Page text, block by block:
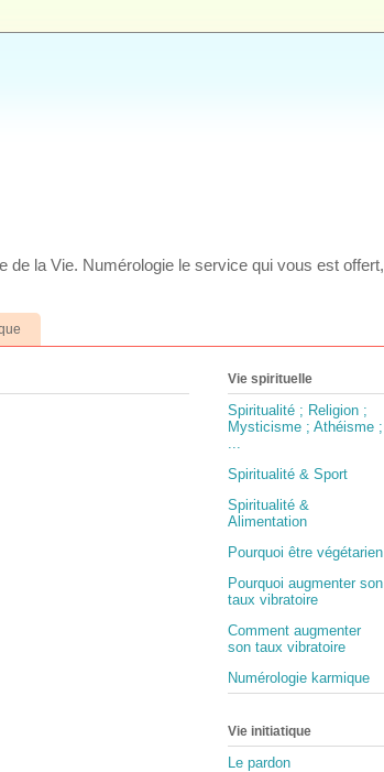
de la Vie. Numérologie le service qui vous est offert,
Vie spirituelle
Spiritualité ; Religion ;
Mysticisme ; Athéisme ;
Spiritualité & Sport
Spiritualité &
Alimentation
Pourquoi être végétarien
Pourquoi augmenter son
taux vibratoire
Comment augmenter
son taux vibratoire
Numérologie karmique
Vie initiatique
Le pardon